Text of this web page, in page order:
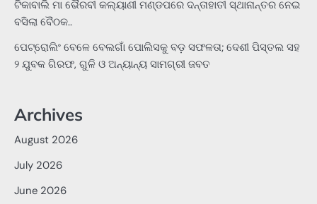
ଟିକାବାଲି ମା ଭୈରବୀ କଲ୍ୟାଣୀ ମଣ୍ଡପରେ ଦନ୍ତାହାତୀ ସ୍ଥାନାନ୍ତର ନେଇ
ବସିଲା ବୈଠକ..
ପେଟ୍ରୋଲିଂ ବେଳେ ବେଲଗାଁ ପୋଲିସକୁ ବଡ଼ ସଫଳତା; ଦେଶୀ ପିସ୍ତଲ ସହ
୨ ଯୁବକ ଗିରଫ, ଗୁଳି ଓ ଅନ୍ୟାନ୍ୟ ସାମଗ୍ରୀ ଜବତ
Archives
August 2026
July 2026
June 2026